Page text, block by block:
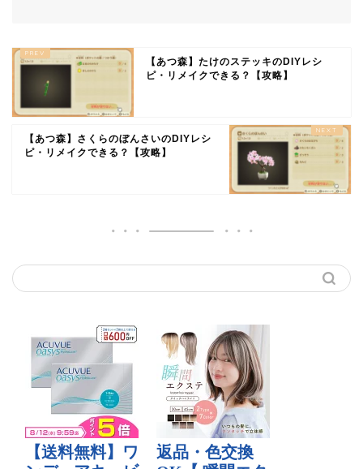
【あつ森】たけのステッキのDIYレシ
ピ・リメイクできる？【攻略】
【あつ森】さくらのぼんさいのDIYレシ
ピ・リメイクできる？【攻略】